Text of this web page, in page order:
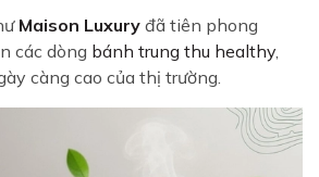
Maison Luxury đã tiên phong
các dòng bánh trung thu healthy,
càng cao của thị trường.